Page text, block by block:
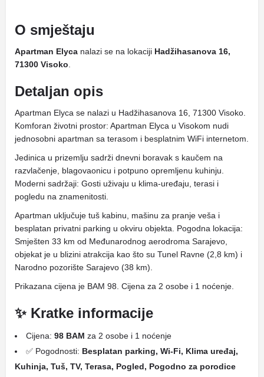
O smještaju
Apartman Elyca nalazi se na lokaciji Hadžihasanova 16,
71300 Visoko
Detaljan opis
Apartman Elyca se nalazi u Hadžihasanova 16, 71300 Visoko.
Komforan životni prostor: Apartman Elyca u Visokom nudi
jednosobni apartman sa terasom i besplatnim WiFi internetom.
Jedinica u prizemlju sadrži dnevni boravak s kaučem na
razvlačenje, blagovaonicu i potpuno opremljenu kuhinju.
Moderni sadržaji: Gosti uživaju u klima-uređaju, terasi i
pogledu na znamenitosti.
Apartman uključuje tuš kabinu, mašinu za pranje veša i
besplatan privatni parking u okviru objekta. Pogodna lokacija:
Smješten 33 km od Međunarodnog aerodroma Sarajevo,
objekat je u blizini atrakcija kao što su Tunel Ravne (2,8 km) i
Narodno pozorište Sarajevo (38 km).
Prikazana cijena je BAM 98. Cijena za 2 osobe i 1 noćenje.
✨ Kratke informacije
Cijena: 98 BAM za 2 osobe i 1 noćenje
✅ Pogodnosti: Besplatan parking, Wi-Fi, Klima uređaj,
Kuhinja, Tuš, TV, Terasa, Pogled, Pogodno za porodice